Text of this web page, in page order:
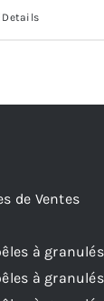
Details
de Ventes
à
à